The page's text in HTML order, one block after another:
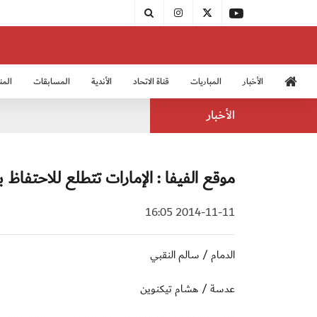
الأخبار المباريات قناة الاتحاد الأندية المسابقات
الأخبار
موقع الفيفا : الإمارات تتطلع
2014-11-11 16:05
الدمام / سالم النقبي
عدسة / هشام تيكنوين